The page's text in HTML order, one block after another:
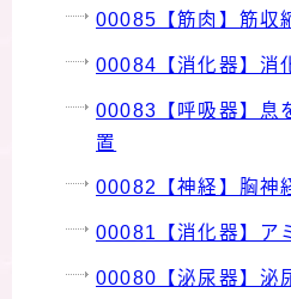
00085【筋肉】筋収
00084【消化器】消
00083【呼吸器】息
置
00082【神経】胸神
00081【消化器】ア
00080【泌尿器】泌